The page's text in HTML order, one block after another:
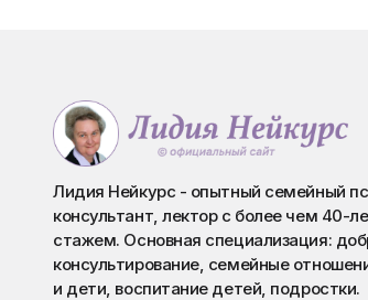
Лидия Нейкурс - опытный семейный
консультант, лектор с более чем 40-
стажем. Основная специализация:
консультирование, семейные
и дети, воспитание детей, подростки.